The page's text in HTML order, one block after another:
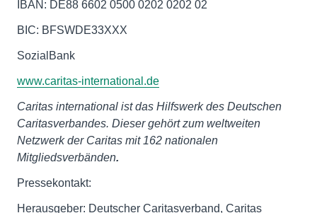
IBAN: DE88 6602 0500 0202 0202 02
BIC: BFSWDE33XXX
SozialBank
www.caritas-international.de
Caritas international ist das Hilfswerk des Deutschen
Caritasverbandes. Dieser gehört zum weltweiten
Netzwerk der Caritas mit 162 nationalen
Mitgliedsverbänden.
Pressekontakt:
Herausgeber: Deutscher Caritasverband, Caritas